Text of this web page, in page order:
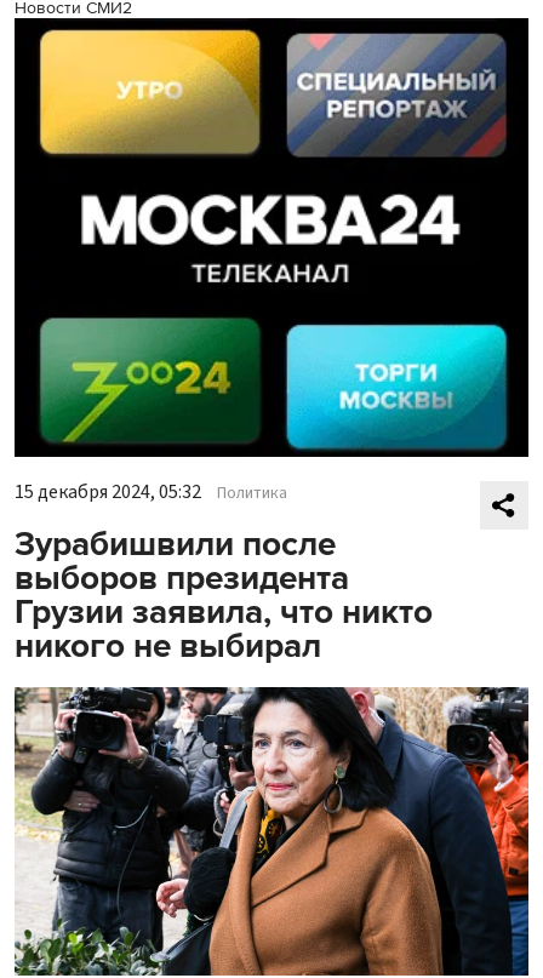
Новости СМИ2
15 декабря 2024, 05:32 Политика
Зурабишвили после
выборов президента
Грузии заявила, что никто
никого не выбирал